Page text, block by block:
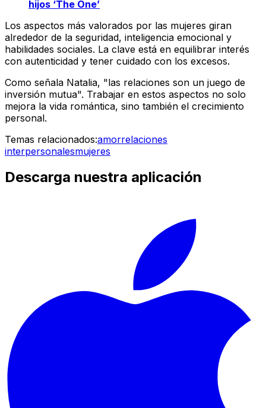
hijos ‘The One’
Los aspectos más valorados por las mujeres giran
alrededor de la seguridad, inteligencia emocional y
habilidades sociales. La clave está en equilibrar interés
con autenticidad y tener cuidado con los excesos.
Como señala Natalia, "las relaciones son un juego de
inversión mutua". Trabajar en estos aspectos no solo
mejora la vida romántica, sino también el crecimiento
personal.
Temas relacionados:amorrelaciones
interpersonalesmujeres
Descarga nuestra aplicación